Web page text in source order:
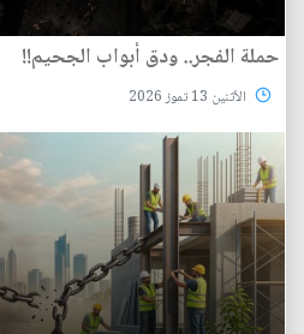
حملة الفجر.. ودق أبواب الجحيم!!
الأثنين 13 تموز 2026